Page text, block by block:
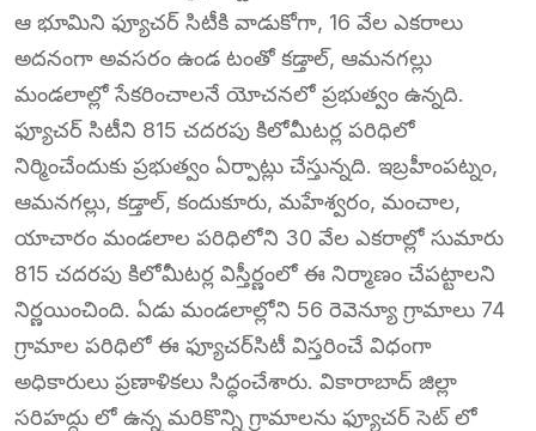
ఆ భూమిని ఫ్యూచర్‌ సిటీకి వాడుకోగా, 16 వేల ఎకరాలు
అదనంగా అవసరం ఉండ టంతో కడ్తాల్‌, ఆమనగల్లు
మండలాల్లో సేకరించాలనే యోచనలో ప్రభుత్వం ఉన్నది.
ఫ్యూచర్‌ సిటీని 815 చదరపు కిలోమీటర్ల పరిధిలో
నిర్మించేందుకు ప్రభుత్వం ఏర్పాట్లు చేస్తున్నది. ఇబ్రహీంపట్నం,
ఆమనగల్లు, కడ్తాల్‌, కందుకూరు, మహేశ్వరం, మంచాల,
యాచారం మండలాల పరిధిలోని 30 వేల ఎకరాల్లో సుమారు
815 చదరపు కిలోమీటర్ల విస్తీర్ణంలో ఈ నిర్మాణం చేపట్టాలని
నిర్ణయించింది. ఏడు మండలాల్లోని 56 రెవెన్యూ గ్రామాలు 74
గ్రామాల పరిధిలో ఈ ఫ్యూచర్‌సిటీ విస్తరించే విధంగా
అధికారులు ప్రణాళికలు సిద్ధంచేశారు. వికారాబాద్ జిల్లా
సరిహద్దు లో ఉన్న మరికొన్ని గ్రామాలను ఫ్యూచర్ సెట్ లో